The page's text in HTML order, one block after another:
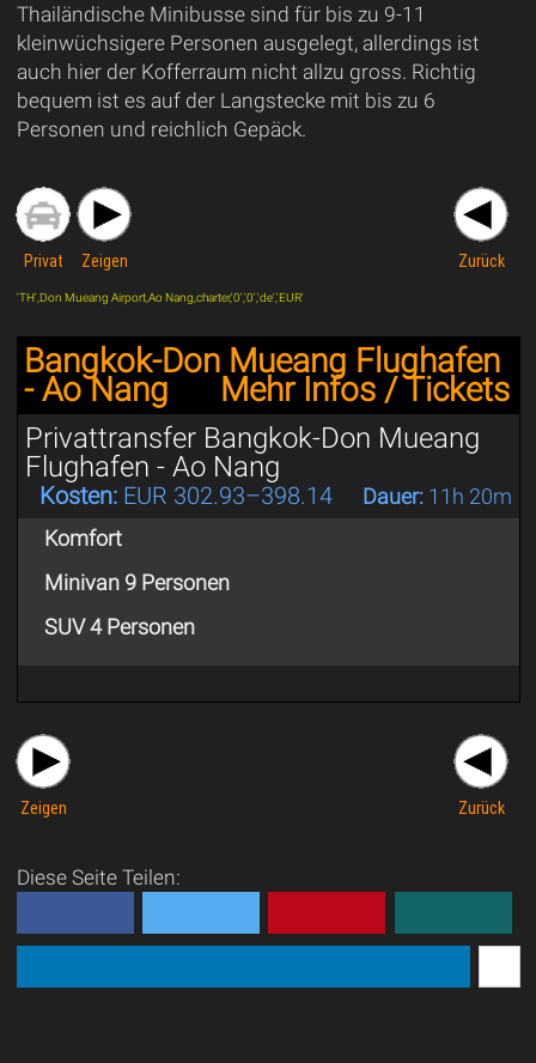
Thailändische Minibusse sind für bis zu 9-11
kleinwüchsigere Personen ausgelegt, allerdings ist
auch hier der Kofferraum nicht allzu gross. Richtig
bequem ist es auf der Langstecke mit bis zu 6
Personen und reichlich Gepäck.
Privat Zeigen Zurück
'TH',Don Mueang Airport,Ao Nang,charter,'0','0','de','EUR'
Bangkok-Don Mueang Flughafen
- Ao Nang Mehr Infos / Tickets
Privattransfer Bangkok-Don Mueang
Flughafen - Ao Nang
Kosten:EUR 302.93–398.14 Dauer:11h 20m
Komfort
Minivan 9 Personen
SUV 4 Personen
Zeigen Zurück
Diese Seite Teilen: